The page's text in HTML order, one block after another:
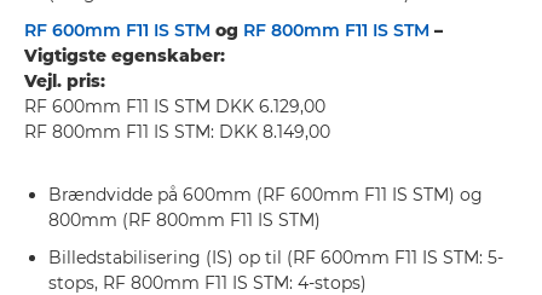
RF 600mm F11 IS STM og RF 800mm F11 IS STM –
Vigtigste egenskaber:
Vejl. pris:
RF 600mm F11 IS STM DKK 6.129,00
RF 800mm F11 IS STM: DKK 8.149,00
Brændvidde på 600mm (RF 600mm F11 IS STM) og
800mm (RF 800mm F11 IS STM)
Billedstabilisering (IS) op til (RF 600mm F11 IS STM: 5-
stops, RF 800mm F11 IS STM: 4-stops)